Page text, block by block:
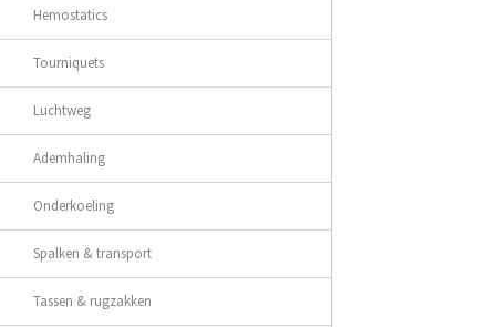
Hemostatics
Tourniquets
Luchtweg
Ademhaling
Onderkoeling
Spalken & transport
Tassen & rugzakken